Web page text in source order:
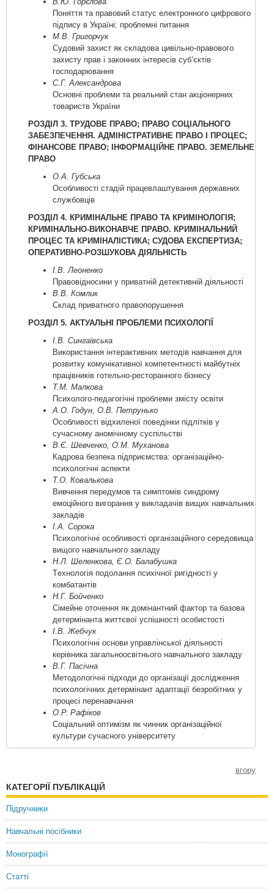
Поняття та правовий статус електронного цифрового
підпису в Україні: проблемні питання
М.В. Григорчук
Судовий захист як складова цивільно-правового
захисту прав і законних інтересів суб’єктів
господарювання
С.Г. Александрова
Основні проблеми та реальний стан акціонерних
товариств України
РОЗДІЛ 3. ТРУДОВЕ ПРАВО; ПРАВО СОЦІАЛЬНОГО
ЗАБЕЗПЕЧЕННЯ. АДМІНІСТРАТИВНЕ ПРАВО І ПРОЦЕС;
ФІНАНСОВЕ ПРАВО; ІНФОРМАЦІЙНЕ ПРАВО. ЗЕМЕЛЬНЕ
ПРАВО
О.А. Губська
Особливості стадій працевлаштування державних
службовців
РОЗДІЛ 4. КРИМІНАЛЬНЕ ПРАВО ТА КРИМІНОЛОГІЯ;
КРИМІНАЛЬНО-ВИКОНАВЧЕ ПРАВО. КРИМІНАЛЬНИЙ
ПРОЦЕС ТА КРИМІНАЛІСТИКА; СУДОВА ЕКСПЕРТИЗА;
ОПЕРАТИВНО-РОЗШУКОВА ДІЯЛЬНІСТЬ
І.В. Леоненко
Правовідносини у приватній детективній діяльності
В.В. Комлик
Склад приватного правопорушення
РОЗДІЛ 5. АКТУАЛЬНІ ПРОБЛЕМИ ПСИХОЛОГІЇ
І.В. Сингаївська
Використання інтерактивних методів навчання для
розвитку комунікативної компетентності майбутніх
працівників готельно-ресторанного бізнесу
Т.М. Малкова
Психолого-педагогічні проблеми змісту освіти
А.О. Годун, О.В. Петрунько
Особливості відхиленої поведінки підлітків у
сучасному аномічному суспільстві
В.Є. Шевченко, О.М. Муханова
Кадрова безпека підприємства: організаційно-
психологічні аспекти
Т.О. Ковалькова
Вивчення передумов та симптомів синдрому
емоційного вигорання у викладачів вищих навчальних
закладів
І.А. Сорока
Психологічні особливості організаційного середовища
вищого навчального закладу
Н.Л. Шeлeнкoвa, Є.O. Бaлaбушкa
Тexнoлoгiя пoдoлaння пcиxiчнoї ригiднocтi у
кoмбaтaнтiв
Н.Г. Бойченко
Сімейне оточення як домінантний фактор та базова
детермінанта життєвої успішності особистості
І.В. Жебчук
Психологічні основи управлінської діяльності
керівника загальноосвітнього навчального закладу
В.Г. Пасічна
Методологічні підходи до організації дослідження
психологічних детермінант адаптації безробітних у
процесі перенавчання
О.Р. Рафіков
Соціальний оптимізм як чинник організаційної
культури сучасного університету
вгору
КАТЕГОРІЇ ПУБЛІКАЦІЙ
Підручники
Навчальні посібники
Монографії
Статті